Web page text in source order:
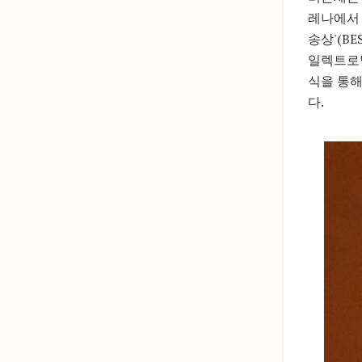
레나에
송상
일렉트
식을 통
다.